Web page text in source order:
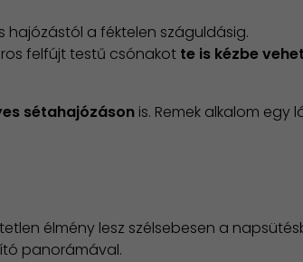
hajózástól a féktelen száguldásig.
felfújt testű csónakot te is kézbe
sétahajózáson is. Remek alkalom egy
élmény lesz szélsebesen a
panorámával.